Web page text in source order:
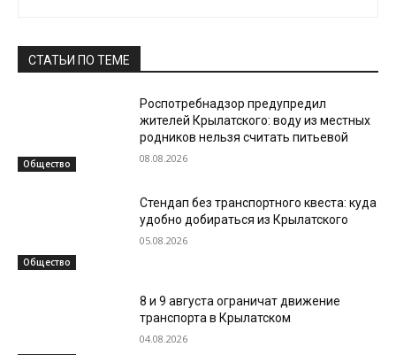
СТАТЬИ ПО ТЕМЕ
Общество
Роспотребнадзор предупредил
жителей Крылатского: воду из местных
родников нельзя считать питьевой
08.08.2026
Общество
Стендап без транспортного квеста: куда
удобно добираться из Крылатского
05.08.2026
8 и 9 августа ограничат движение
транспорта в Крылатском
04.08.2026